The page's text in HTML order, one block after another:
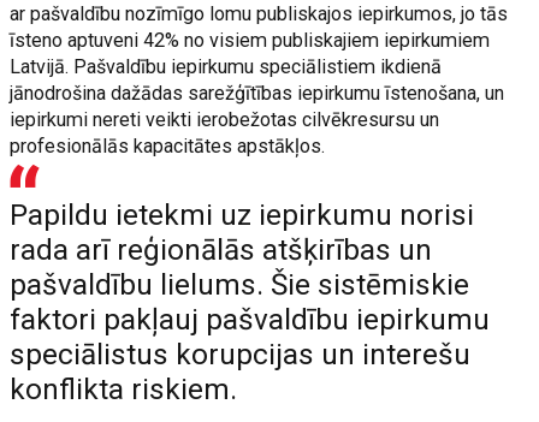
ar pašvaldību nozīmīgo lomu publiskajos iepirkumos, jo tās
īsteno aptuveni 42% no visiem publiskajiem iepirkumiem
Latvijā. Pašvaldību iepirkumu speciālistiem ikdienā
jānodrošina dažādas sarežģītības iepirkumu īstenošana, un
iepirkumi nereti veikti ierobežotas cilvēkresursu un
profesionālās kapacitātes apstākļos.
Papildu ietekmi uz iepirkumu norisi
rada arī reģionālās atšķirības un
pašvaldību lielums. Šie sistēmiskie
faktori pakļauj pašvaldību iepirkumu
speciālistus korupcijas un interešu
konflikta riskiem.